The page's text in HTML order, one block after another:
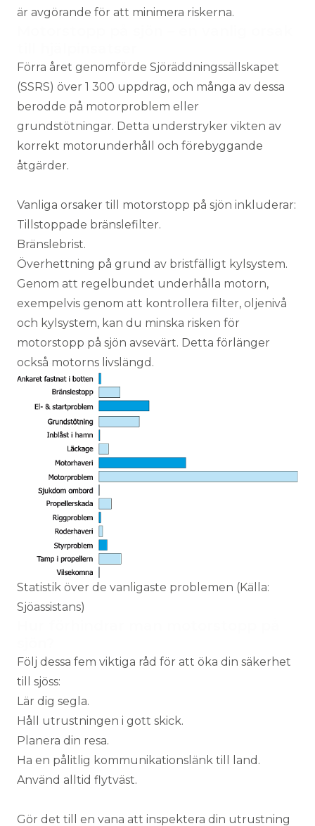
är avgörande för att minimera riskerna.
Förra året genomförde Sjöräddningssällskapet
(SSRS) över 1 300 uppdrag, och många av dessa
berodde på motorproblem eller
grundstötningar. Detta understryker vikten av
korrekt motorunderhåll och förebyggande
åtgärder.
Vanliga orsaker till motorstopp på sjön inkluderar:
Tillstoppade bränslefilter.
Bränslebrist.
Överhettning på grund av bristfälligt kylsystem.
Genom att regelbundet underhålla motorn,
exempelvis genom att kontrollera filter, oljenivå
och kylsystem, kan du minska risken för
motorstopp på sjön avsevärt. Detta förlänger
också motorns livslängd.
Statistik över de vanligaste problemen (Källa:
Sjöassistans)
Följ dessa fem viktiga råd för att öka din säkerhet
till sjöss:
Lär dig segla.
Håll utrustningen i gott skick.
Planera din resa.
Ha en pålitlig kommunikationslänk till land.
Använd alltid flytväst.
Gör det till en vana att inspektera din utrustning